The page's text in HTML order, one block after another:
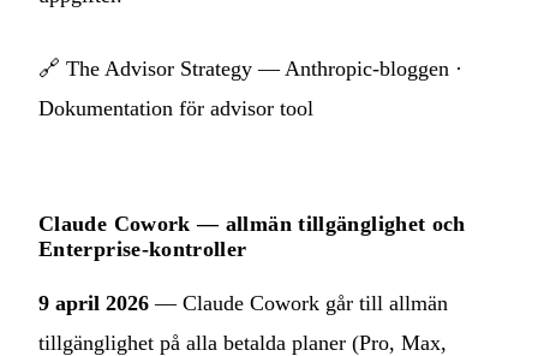
🔗 The Advisor Strategy — Anthropic-bloggen ·
Dokumentation för advisor tool
Claude Cowork — allmän tillgänglighet och
Enterprise-kontroller
9 april 2026 — Claude Cowork går till allmän
tillgänglighet på alla betalda planer (Pro, Max,